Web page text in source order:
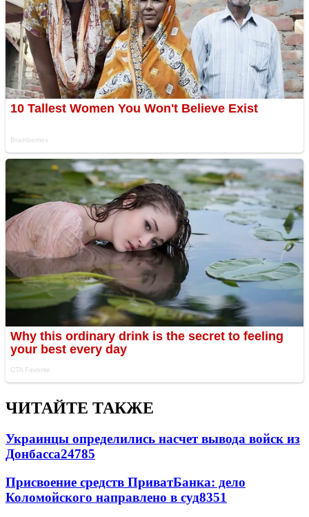
ЧИТАЙТЕ ТАКЖЕ
Украинцы определились насчет вывода войск из
Донбасса24785
Присвоение средств ПриватБанка: дело
Коломойского направлено в суд8351